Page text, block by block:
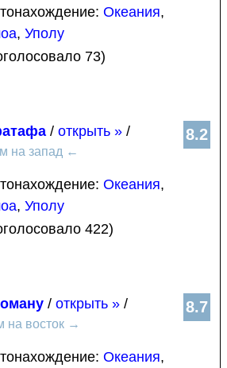
Океания,
, Уполу
73)
8.2
/ открыть » /
на запад ←
Океания,
, Уполу
422)
8.7
/ открыть » /
на восток →
Океания,